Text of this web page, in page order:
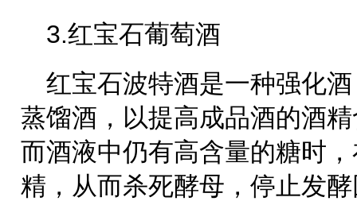
3.红宝石葡萄酒
红宝石波特酒是一种强化
蒸馏酒，以提高成品酒的酒
而酒液中仍有高含量的糖时
精，从而杀死酵母，停止发